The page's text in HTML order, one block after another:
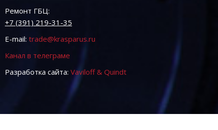
Ремонт ГБЦ:
+7 (391) 219-31-35
E-mail: trade@krasparus.ru
Канал в телеграме
Разработка сайта: Vaviloff & Quindt